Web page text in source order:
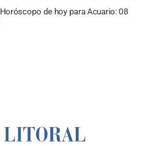
Horóscopo de hoy para Acuario: 08